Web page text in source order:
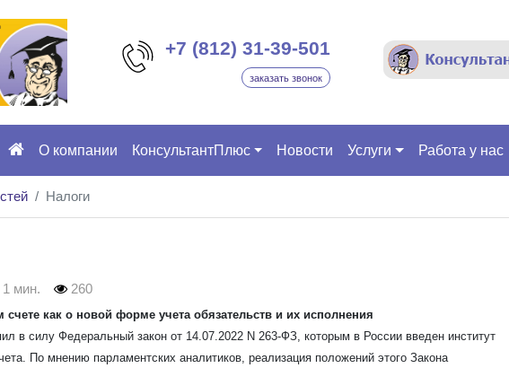
+7 (812) 31-39-501
заказать звонок
О компании КонсультантПлюс Новости Услуги Работа у нас
Налоги
1 мин. 260
как о новой форме учета обязательств и их исполнения
в силу Федеральный закон от 14.07.2022 N 263-ФЗ, которым в России введен институт
По мнению парламентских аналитиков, реализация положений этого Закона